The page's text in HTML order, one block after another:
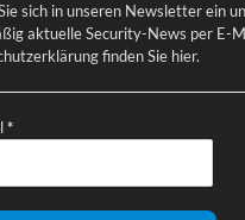
sich in unseren Newsletter ein
aktuelle Security-News per E-
finden Sie hier.
*